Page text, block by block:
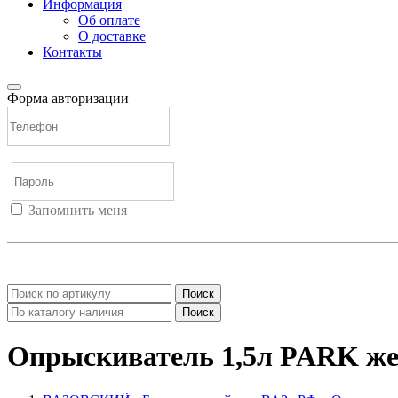
Информация
Об оплате
О доставке
Контакты
Форма авторизации
Запомнить меня
Поиск
Поиск
Опрыскиватель 1,5л PARK